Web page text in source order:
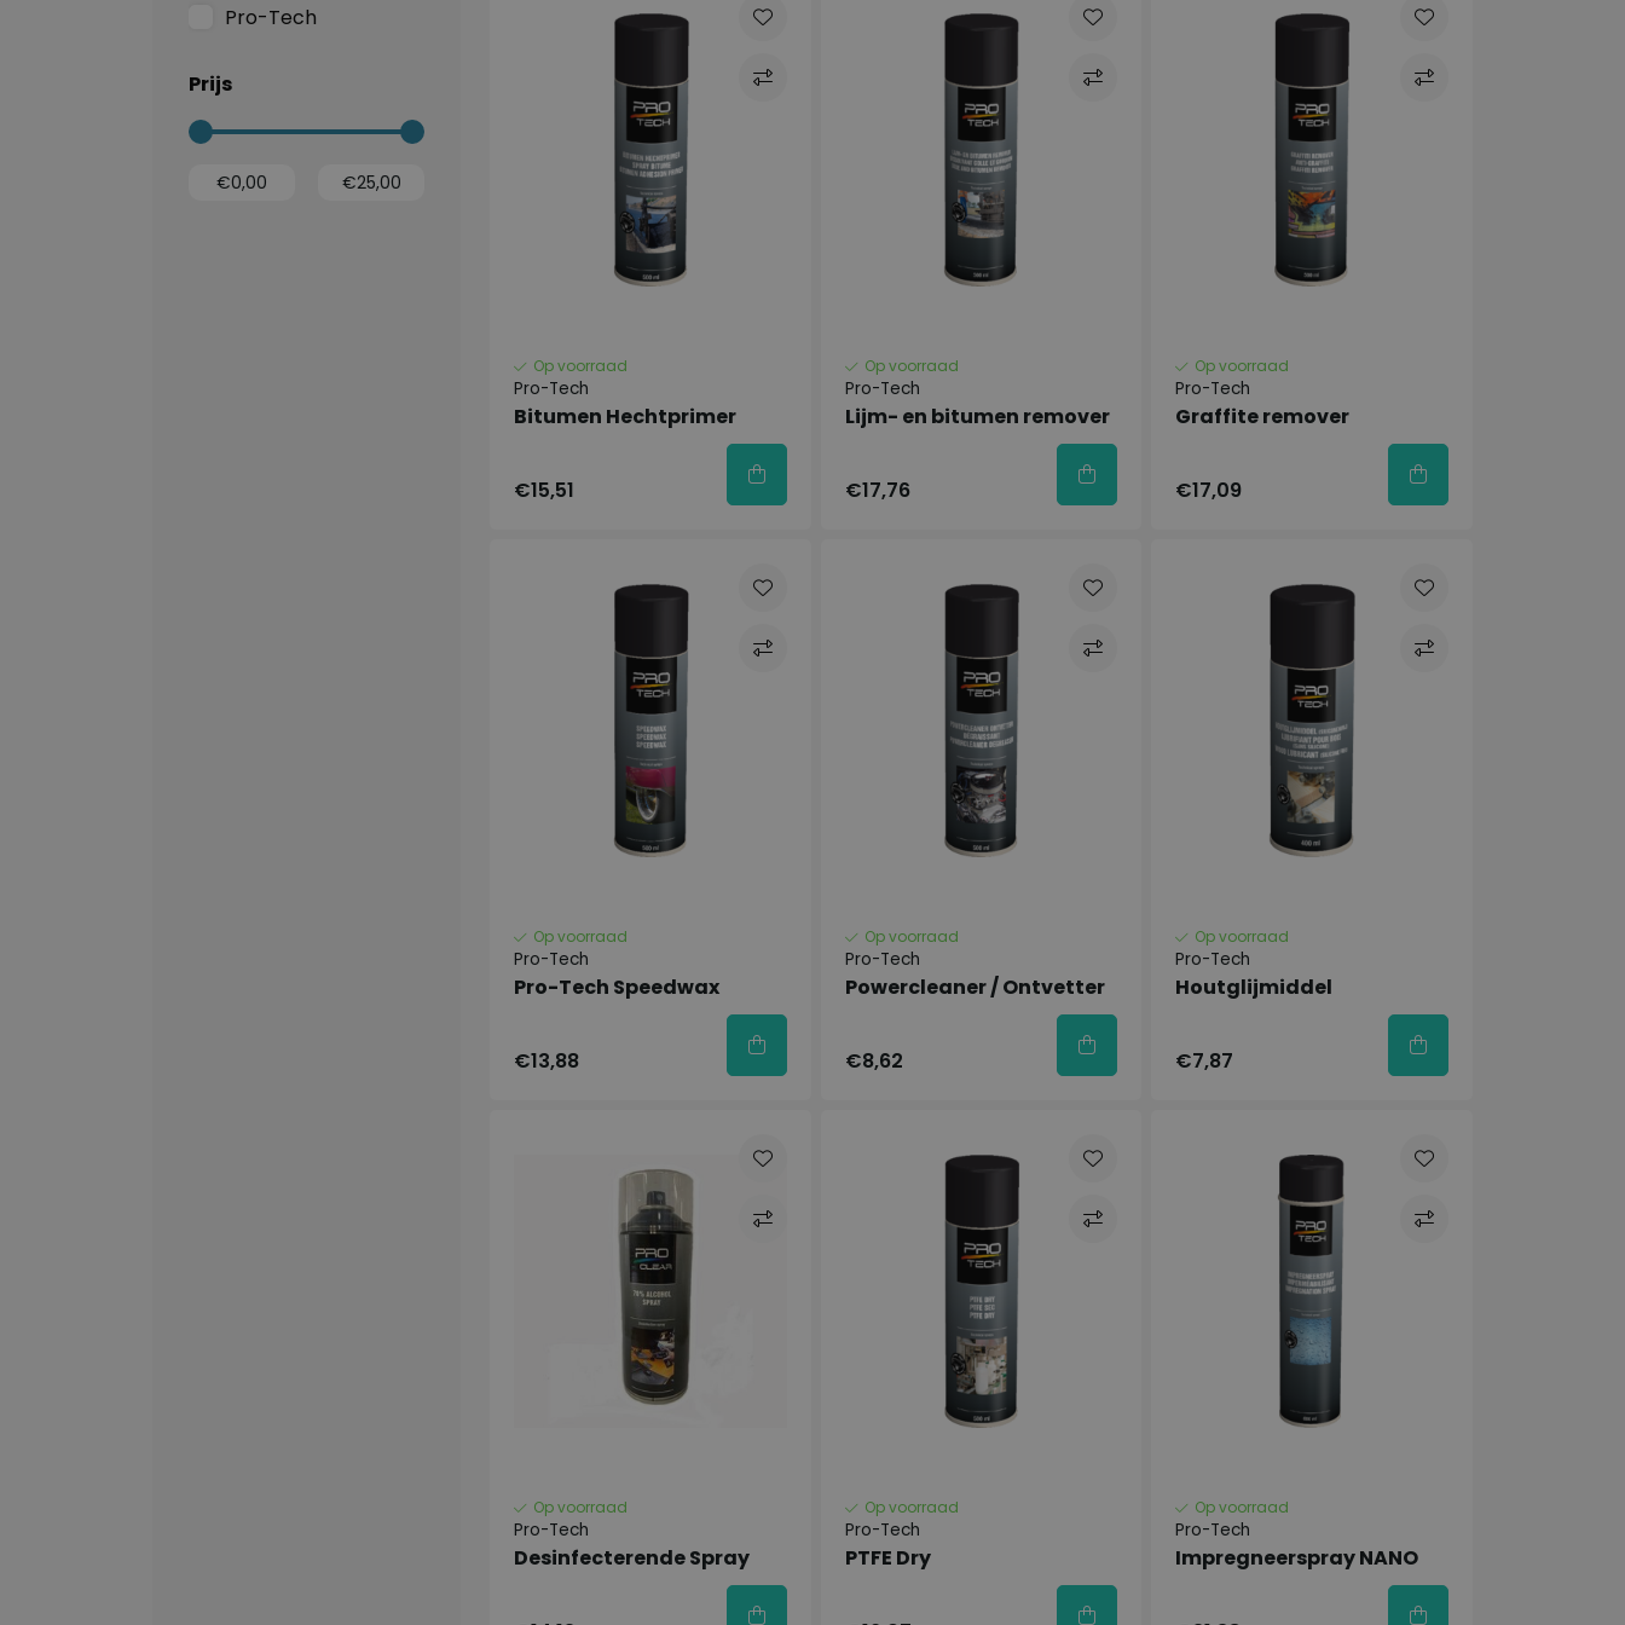
Pro-Tech
Prijs
Op voorraad
Pro-Tech
Bitumen Hechtprimer
€15,51
Op voorraad
Pro-Tech
Lijm- en bitumen remover
€17,76
Op voorraad
Pro-Tech
Graffite remover
€17,09
Op voorraad
Pro-Tech
Pro-Tech Speedwax
€13,88
Op voorraad
Pro-Tech
Powercleaner / Ontvetter
€8,62
Op voorraad
Pro-Tech
Houtglijmiddel
€7,87
Op voorraad
Pro-Tech
Desinfecterende Spray
Op voorraad
Pro-Tech
PTFE Dry
Op voorraad
Pro-Tech
Impregneerspray NANO